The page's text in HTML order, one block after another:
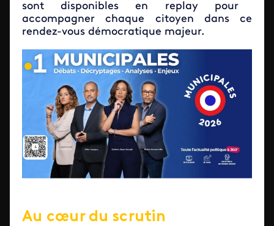
sont disponibles en replay pour
accompagner chaque citoyen dans ce
rendez-vous démocratique majeur.
Image
Au cœur du scrutin